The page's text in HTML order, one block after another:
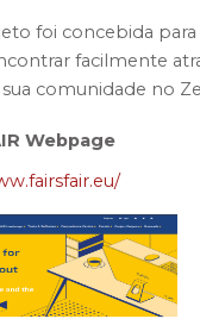
foi concebida
facilmente
comunidade no
Webpage